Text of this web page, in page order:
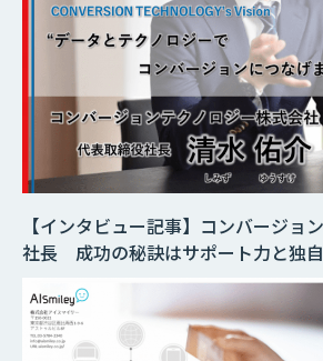
【インタビュー記事】コンバージョ
社長 成功の秘訣はサポート力と独自